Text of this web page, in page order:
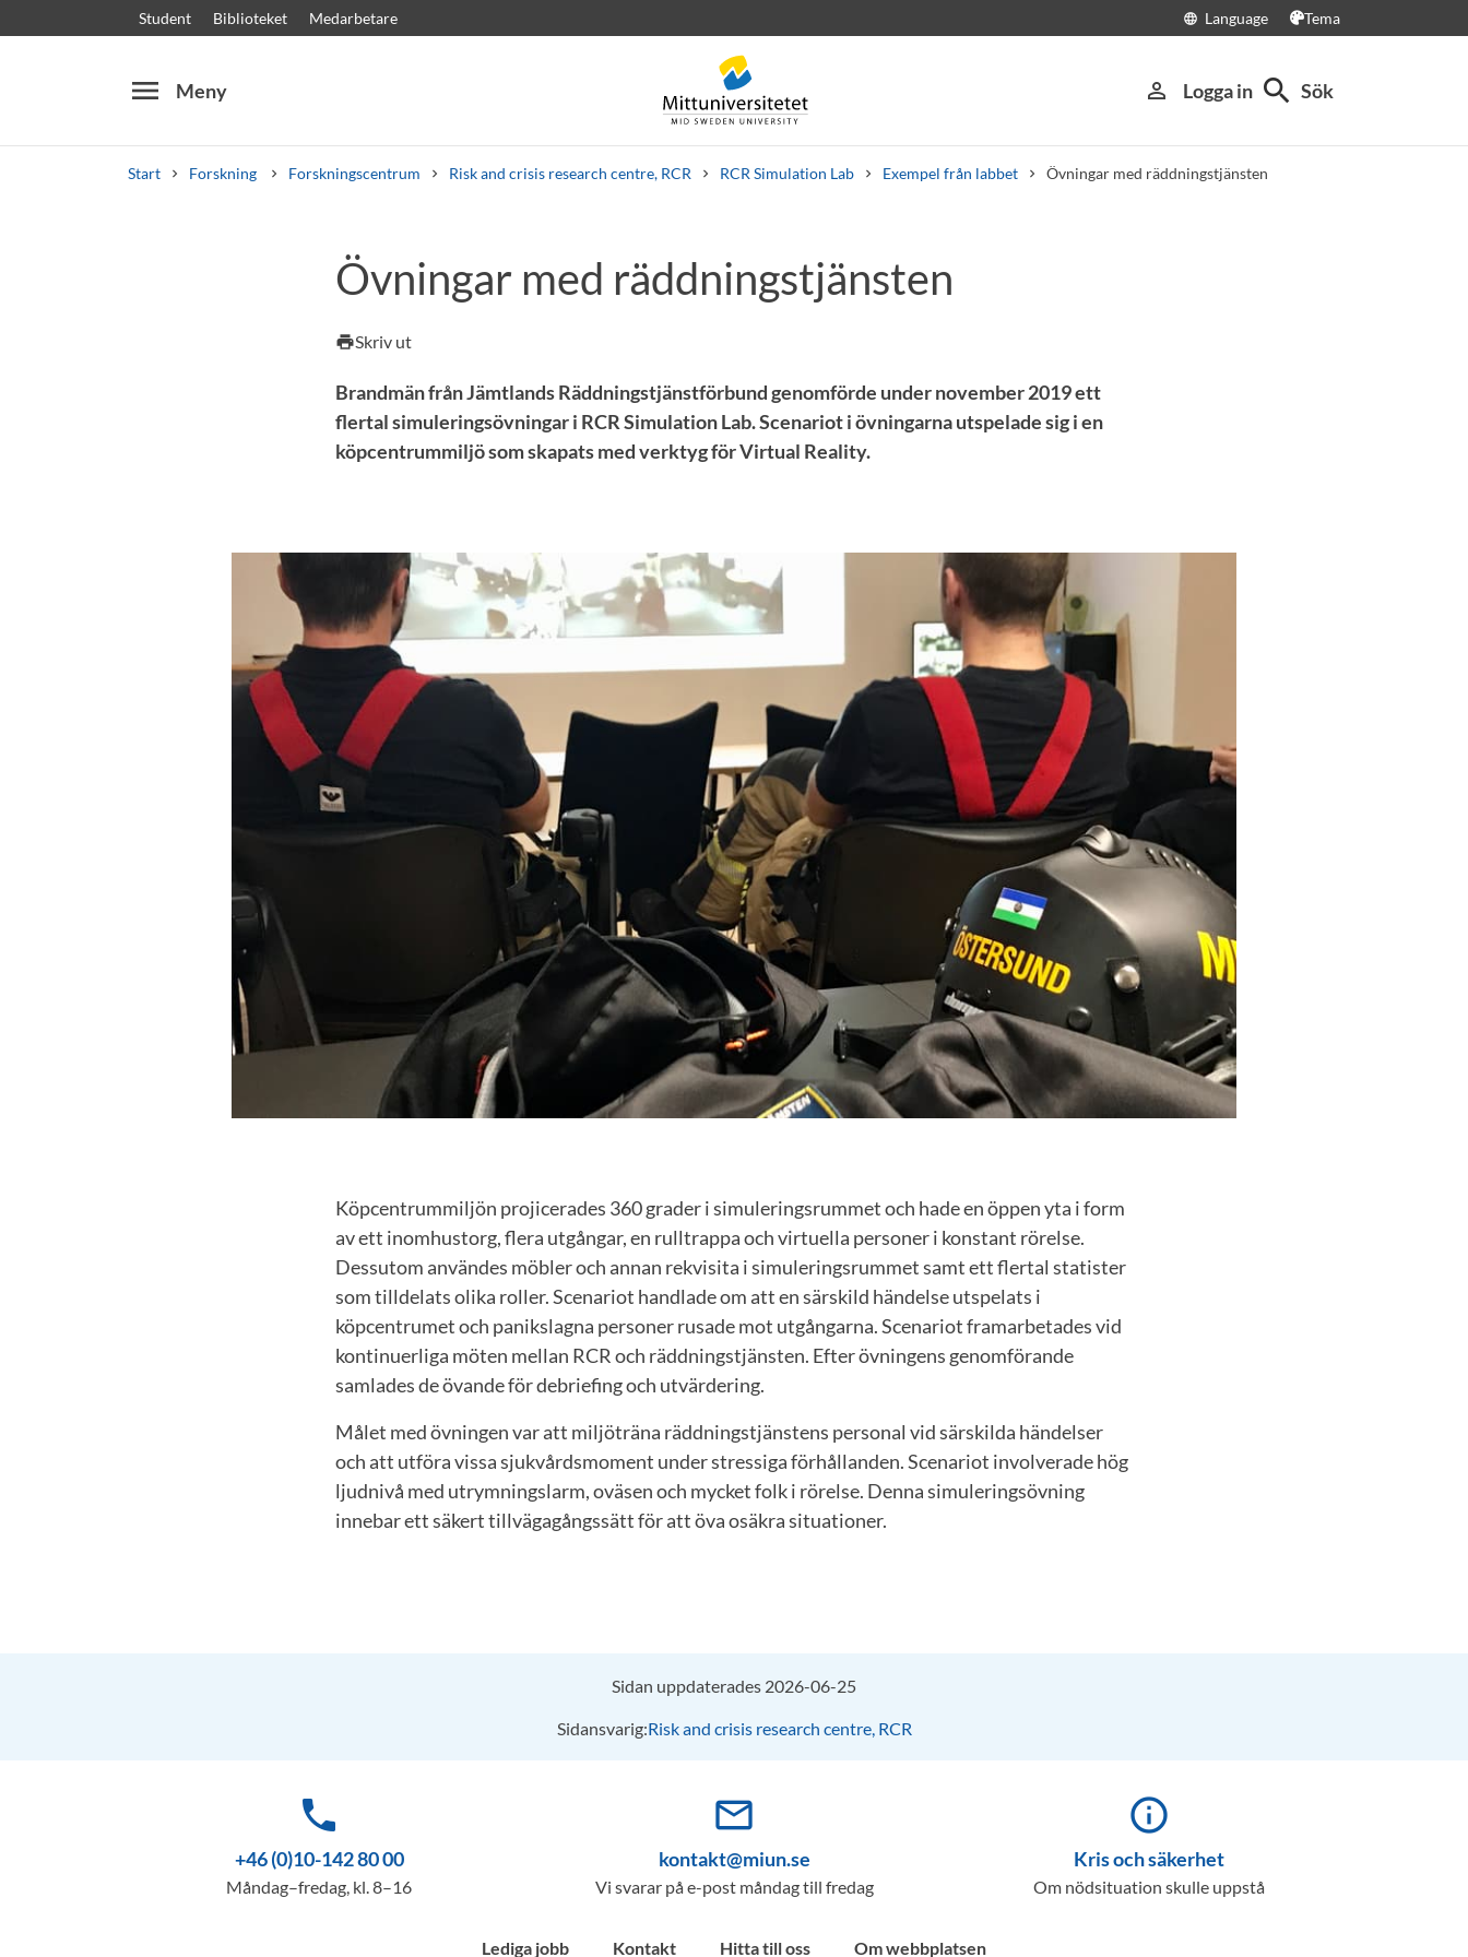
Student Biblioteket Medarbetare language Language Tema
menu Meny person_outline Logga in search Sök
Start Forskning Forskningscentrum Risk and crisis research centre, RCR RCR Simulation Lab Exempel från labbet Övningar med räddningstjänsten
Kursplaner Välkomstbrev PersonalLediga jobb
Övningar med räddningstjänsten
printSkriv ut
Brandmän från Jämtlands Räddningstjänstförbund genomförde under november 2019 ett
flertal simuleringsövningar i RCR Simulation Lab. Scenariot i övningarna utspelade sig i en
köpcentrummiljö som skapats med verktyg för Virtual Reality.
Köpcentrummiljön projicerades 360 grader i simuleringsrummet och hade en öppen yta i form
av ett inomhustorg, flera utgångar, en rulltrappa och virtuella personer i konstant rörelse.
Dessutom användes möbler och annan rekvisita i simuleringsrummet samt ett flertal statister
som tilldelats olika roller. Scenariot handlade om att en särskild händelse utspelats i
köpcentrumet och panikslagna personer rusade mot utgångarna. Scenariot framarbetades vid
kontinuerliga möten mellan RCR och räddningstjänsten. Efter övningens genomförande
samlades de övande för debriefing och utvärdering.
Målet med övningen var att miljöträna räddningstjänstens personal vid särskilda händelser
och att utföra vissa sjukvårdsmoment under stressiga förhållanden. Scenariot involverade hög
ljudnivå med utrymningslarm, oväsen och mycket folk i rörelse. Denna simuleringsövning
innebar ett säkert tillvägagångssätt för att öva osäkra situationer.
Sidan uppdaterades 2026-06-25
Sidansvarig:Risk and crisis research centre, RCR
phone
+46 (0)10-142 80 00
Måndag–fredag, kl. 8–16
mail_outline
kontakt@miun.se
Vi svarar på e-post måndag till fredag
info_outline
Kris och säkerhet
Om nödsituation skulle uppstå
Lediga jobb Kontakt Hitta till oss Om webbplatsen